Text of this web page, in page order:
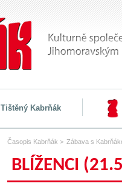
Tištěný Kabrňák
Časopis Kabrňák > Zábava s
BLÍŽENCI